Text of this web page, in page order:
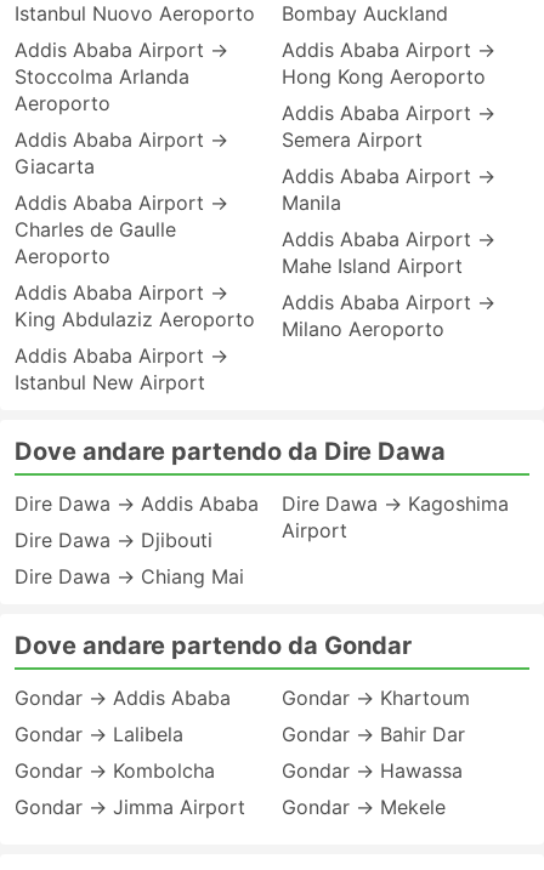
Istanbul Nuovo Aeroporto
Addis Ababa Airport →
Stoccolma Arlanda
Aeroporto
Addis Ababa Airport →
Giacarta
Addis Ababa Airport →
Charles de Gaulle
Aeroporto
Addis Ababa Airport →
King Abdulaziz Aeroporto
Addis Ababa Airport →
Istanbul New Airport
Bombay Auckland
Addis Ababa Airport →
Hong Kong Aeroporto
Addis Ababa Airport →
Semera Airport
Addis Ababa Airport →
Manila
Addis Ababa Airport →
Mahe Island Airport
Addis Ababa Airport →
Milano Aeroporto
Dove andare partendo da Dire Dawa
Dire Dawa → Addis Ababa
Dire Dawa → Djibouti
Dire Dawa → Chiang Mai
Dire Dawa → Kagoshima
Airport
Dove andare partendo da Gondar
Gondar → Addis Ababa
Gondar → Lalibela
Gondar → Kombolcha
Gondar → Jimma Airport
Gondar → Khartoum
Gondar → Bahir Dar
Gondar → Hawassa
Gondar → Mekele